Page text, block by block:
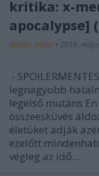
kritika: x-
apocalypse]
Richter Viktor • 2016.
-
legnagyobb
legelső mutáns
összeesküvés
életüket adják
ezelőtt
végleg az idő…